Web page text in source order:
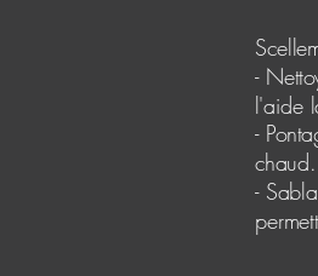
-
l'aide
-
chaud.
-